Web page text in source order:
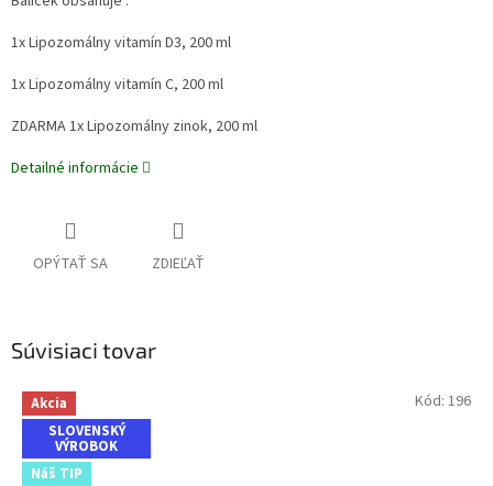
1x Lipozomálny vitamín D3, 200 ml
1x Lipozomálny vitamín C, 200 ml
ZDARMA 1x Lipozomálny zinok, 200 ml
Detailné informácie
OPÝTAŤ SA ZDIEĽAŤ
Súvisiaci tovar
Akcia
SLOVENSKÝ
VÝROBOK
Náš TIP
Kód: 196